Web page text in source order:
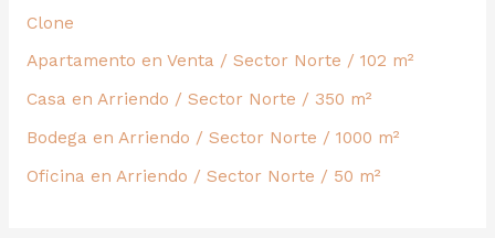
Clone
Apartamento en Venta / Sector Norte / 102 m²
Casa en Arriendo / Sector Norte / 350 m²
Bodega en Arriendo / Sector Norte / 1000 m²
Oficina en Arriendo / Sector Norte / 50 m²